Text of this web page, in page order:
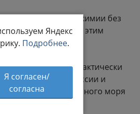
бытовой химии без
ситуацию с этим
отметил, что практически
сточных вод (в России и
всем побережье Черного моря
Яндекс
Подробнее.
Я согласен/
согласна